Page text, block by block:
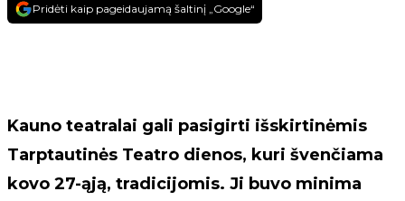
Pridėti kaip pageidaujamą šaltinį „Google“
Kauno teatralai gali pasigirti išskirtinėmis
Tarptautinės Teatro dienos, kuri švenčiama
kovo 27-ąją, tradicijomis. Ji buvo minima